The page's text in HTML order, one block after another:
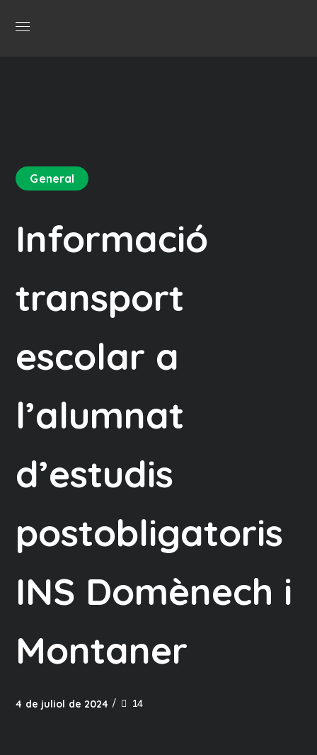
General
Informació
transport
escolar a
l’alumnat
d’estudis
postobligatoris
INS Domènech i
Montaner
4 de juliol de 2024 14